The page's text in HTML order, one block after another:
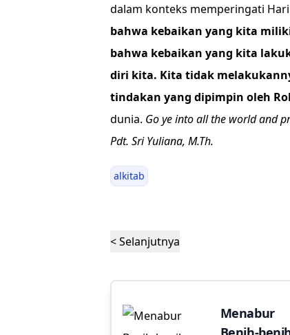
dalam konteks memperingati Hari
bahwa kebaikan yang kita
bahwa kebaikan yang kita
diri kita. Kita tidak
tindakan yang dipimpin oleh
dunia. Go ye into all the world and
Pdt. Sri Yuliana, M.Th.
alkitab
< Selanjutnya
Menabur